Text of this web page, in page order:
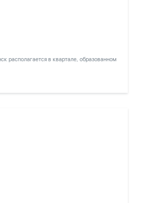
располагается в квартале, образованном